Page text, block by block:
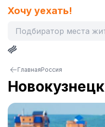
Хочу уехать!
ГлавнаяРоссия
Новокузнецк